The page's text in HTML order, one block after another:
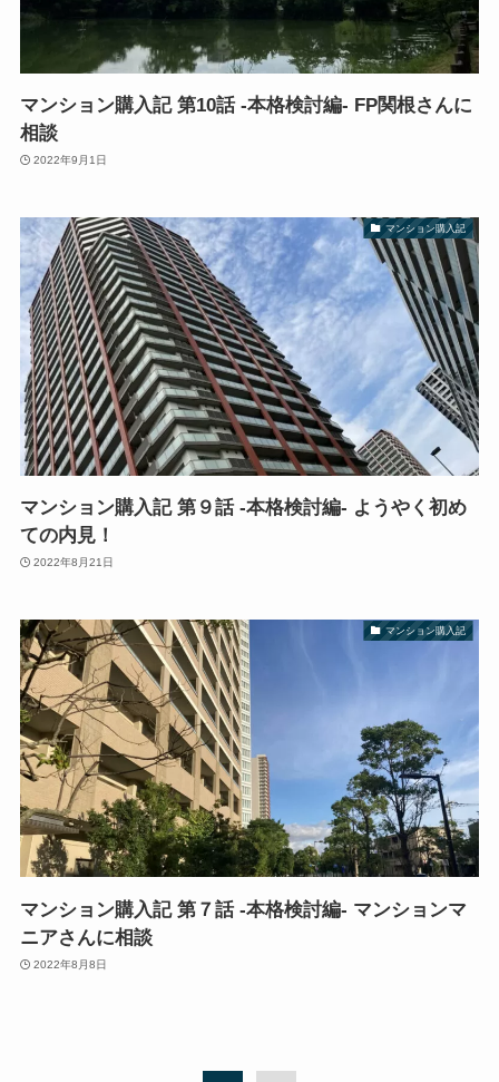
マンション購入記 第10話 -本格検討編- FP関根さんに
相談
2022年9月1日
マンション購入記
マンション購入記 第９話 -本格検討編- ようやく初め
ての内見！
2022年8月21日
マンション購入記
マンション購入記 第７話 -本格検討編- マンションマ
ニアさんに相談
2022年8月8日